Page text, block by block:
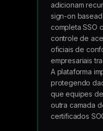
adicionam
sign-on
completa SSO
controle de
oficiais de
empresariais
A plataforma
protegendo
que equipes
outra camada
certificados